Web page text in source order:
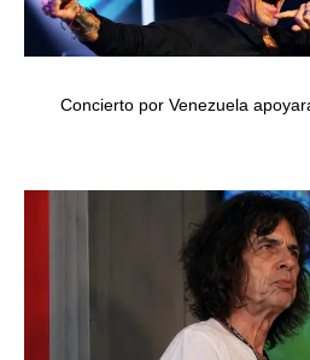
Concierto por Venezuela